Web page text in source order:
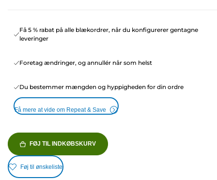
Få 5 % rabat på alle blækordrer, når du konfigurerer gentagne
leveringer
Foretag ændringer, og annullér når som helst
Du bestemmer mængden og hyppigheden for din ordre
Få mere at vide om Repeat & Save
FØJ TIL INDKØBSKURV
Føj til ønskeliste